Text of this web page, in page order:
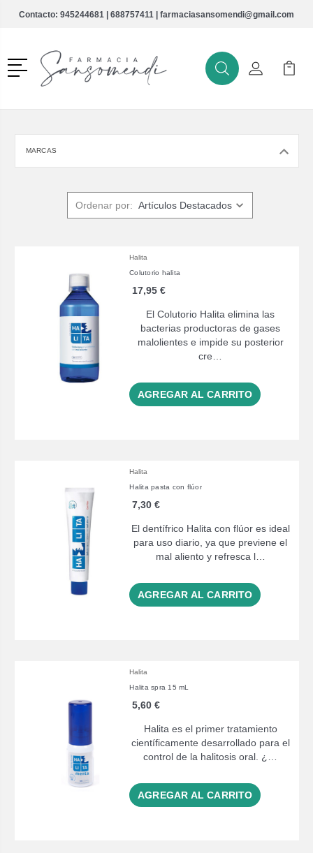
Contacto: 945244681 | 688757411 | farmaciasansomendi@gmail.com
Menú
BuscarMi Cuenta
Mi
MARCAS
Ordenar por:
Halita
Colutorio halita
17,95 €
El Colutorio Halita elimina las
bacterias productoras de gases
malolientes e impide su posterior
cre…
AGREGAR AL CARRITO
Halita
Halita pasta con flúor
7,30 €
El dentífrico Halita con flúor es ideal
para uso diario, ya que previene el
mal aliento y refresca l…
AGREGAR AL CARRITO
Halita
Halita spra 15 mL
5,60 €
Halita es el primer tratamiento
científicamente desarrollado para el
control de la halitosis oral. ¿…
AGREGAR AL CARRITO